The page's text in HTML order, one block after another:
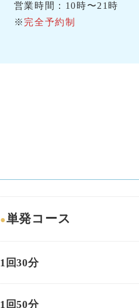
営業時間：10時〜21時
※ 完全予約制
●単発コース
1回30分
1回50分